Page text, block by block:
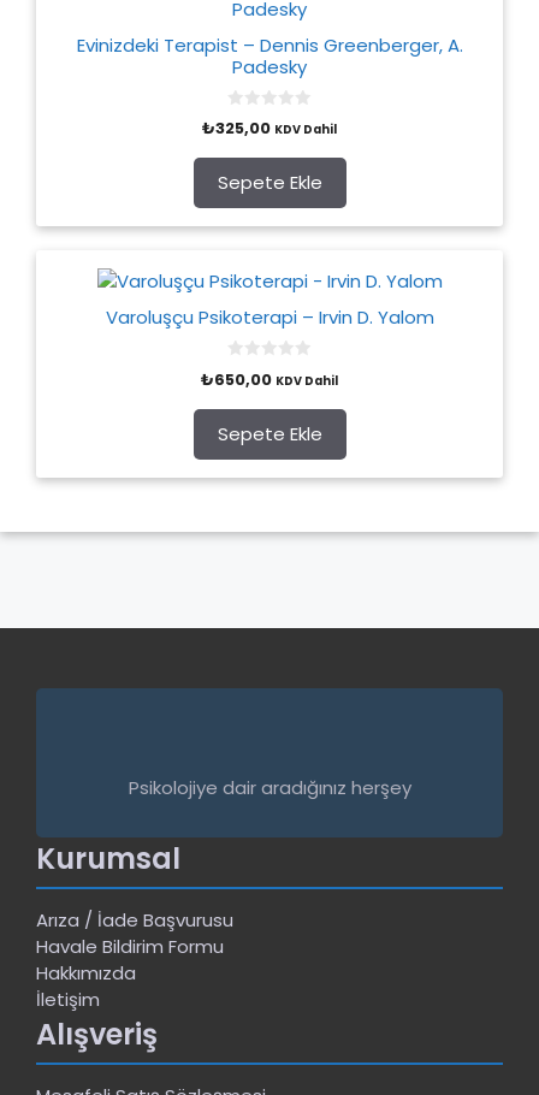
Evinizdeki Terapist – Dennis Greenberger, A.
Padesky
0
o
t
o
f
5
₺325,00 KDV Dahil
Sepete Ekle
Varoluşçu Psikoterapi – Irvin D. Yalom
0
o
t
o
f
5
₺650,00 KDV Dahil
Sepete Ekle
Psikolojiye dair aradığınız herşey
Kurumsal
Arıza / İade Başvurusu
Havale Bildirim Formu
Hakkımızda
İletişim
Alışveriş